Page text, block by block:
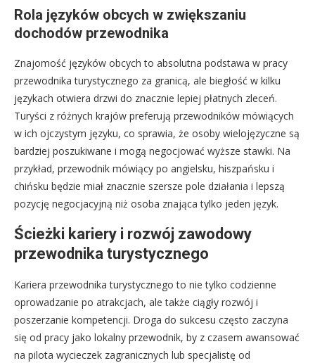
Rola języków obcych w zwiększaniu
dochodów przewodnika
Znajomość języków obcych to absolutna podstawa w pracy
przewodnika turystycznego za granicą, ale biegłość w kilku
językach otwiera drzwi do znacznie lepiej płatnych zleceń.
Turyści z różnych krajów preferują przewodników mówiących
w ich ojczystym języku, co sprawia, że osoby wielojęzyczne są
bardziej poszukiwane i mogą negocjować wyższe stawki. Na
przykład, przewodnik mówiący po angielsku, hiszpańsku i
chińsku będzie miał znacznie szersze pole działania i lepszą
pozycję negocjacyjną niż osoba znająca tylko jeden język.
Ścieżki kariery i rozwój zawodowy
przewodnika turystycznego
Kariera przewodnika turystycznego to nie tylko codzienne
oprowadzanie po atrakcjach, ale także ciągły rozwój i
poszerzanie kompetencji. Droga do sukcesu często zaczyna
się od pracy jako lokalny przewodnik, by z czasem awansować
na pilota wycieczek zagranicznych lub specjalistę od